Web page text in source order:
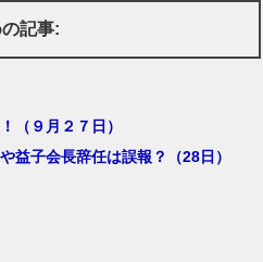
記事:
（９月２７日）
益子会長辞任は誤報？（28日）